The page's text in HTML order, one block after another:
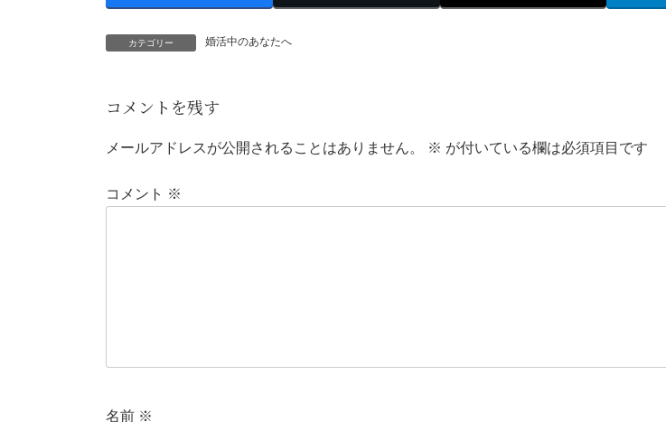
カテゴリー 婚活中のあなたへ
コメントを残す
メールアドレスが公開されることはありません。 ※ が付いている欄は必須項目です
コメント ※
名前 ※